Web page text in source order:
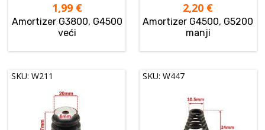
1,99 €
Amortizer G3800, G4500
veći
2,20 €
Amortizer G4500, G5200
manji
SKU: W211 SKU: W447